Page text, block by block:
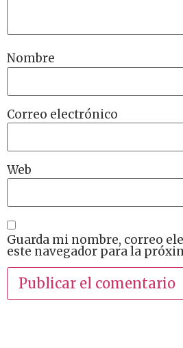
Nombre
Correo electrónico
Web
Guarda mi nombre, correo
este navegador para la